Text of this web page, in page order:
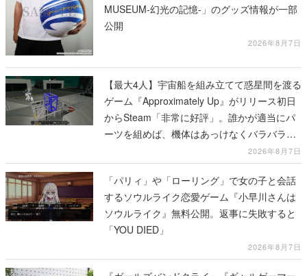
MUSEUM-幻光の記憶-」のグッズ情報が一部
公開
2026年8月7日
【最大4人】宇宙船を組み立てて惑星間を渡る
ゲーム『Approximately Up』がリリース初日
からSteam「非常に好評」。誰かが適当にパ
ーツを組めば、機体はあっけなくバラバラに
2026年8月7日
「パリィ」や「ローリング」で女の子と会話
するソウルライク恋愛ゲーム『小早川さんは
ソウルライク』無料公開。返事に失敗すると
「YOU DIED」
2026年8月7日